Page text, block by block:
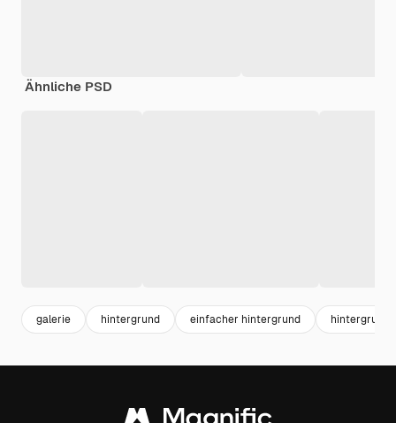
Ähnliche PSD
galerie hintergrund einfacher hintergrund hintergrund